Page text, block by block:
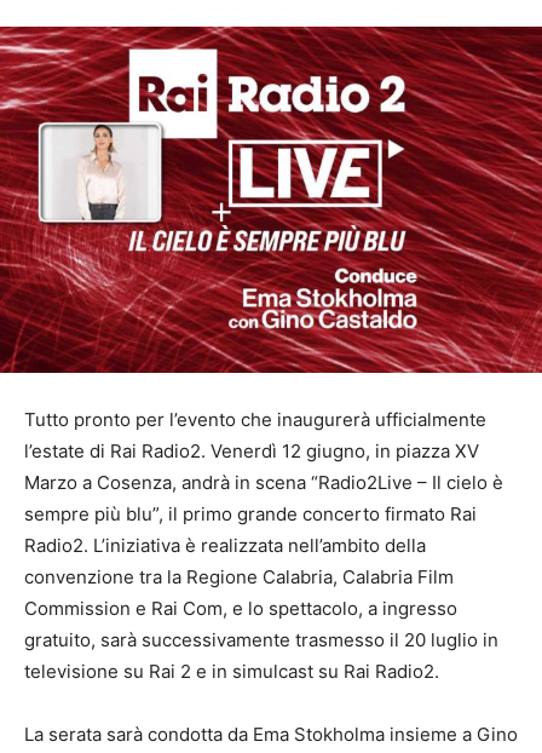
Tutto pronto per l’evento che inaugurerà ufficialmente
l’estate di Rai Radio2. Venerdì 12 giugno, in piazza XV
Marzo a Cosenza, andrà in scena “Radio2Live – Il cielo è
sempre più blu”, il primo grande concerto firmato Rai
Radio2. L’iniziativa è realizzata nell’ambito della
convenzione tra la Regione Calabria, Calabria Film
Commission e Rai Com, e lo spettacolo, a ingresso
gratuito, sarà successivamente trasmesso il 20 luglio in
televisione su Rai 2 e in simulcast su Rai Radio2.
La serata sarà condotta da Ema Stokholma insieme a Gino